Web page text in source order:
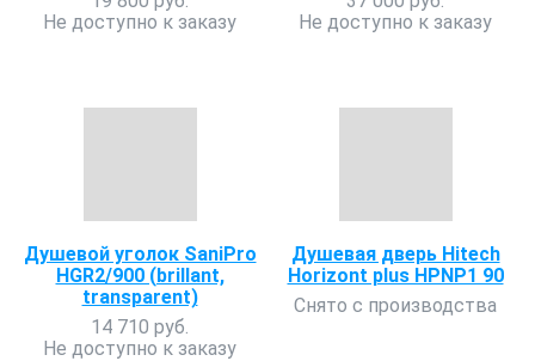
Не доступно к заказу
Не доступно к заказу
Душевой уголок SaniPro
HGR2/900 (brillant,
transparent)
14 710 руб.
Не доступно к заказу
Душевая дверь Hitech
Horizont plus HPNP1 90
Снято с производства